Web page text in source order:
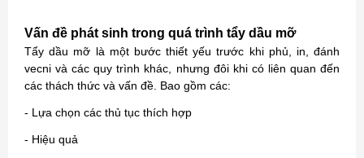
Vấn đề phát sinh trong quá trình tẩy dầu mỡ
Tẩy dầu mỡ là một bước thiết yếu trước khi phủ, in, đánh
vecni và các quy trình khác, nhưng đôi khi có liên quan đến
các thách thức và vấn đề. Bao gồm các:
- Lựa chọn các thủ tục thích hợp
- Hiệu quả